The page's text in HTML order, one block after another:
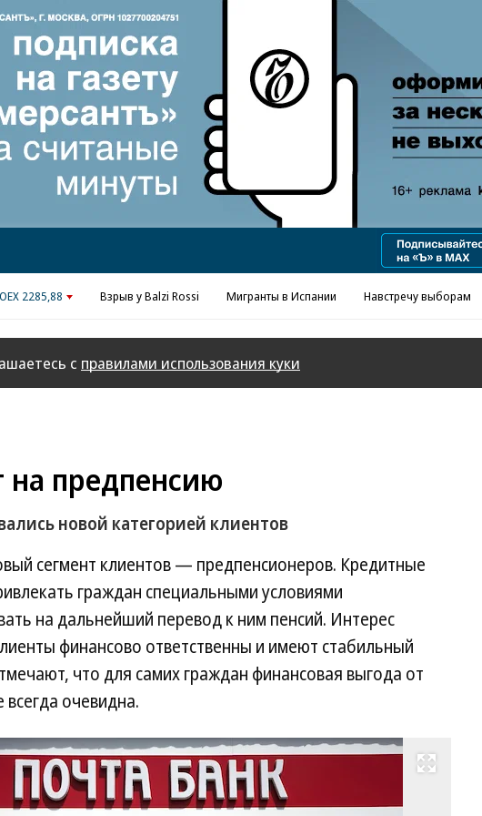
Реклама в «Ъ» www.kommersant.ru/ad
2285,88 Взрыв у Balzi Rossi Мигранты в Испании Навстречу выборам
с правилами использования куки
на предпенсию
новой категорией клиентов
сегмент клиентов — предпенсионеров. Кредитные
граждан специальными условиями
на дальнейший перевод к ним пенсий. Интерес
финансово ответственны и имеют стабильный
что для самих граждан финансовая выгода от
очевидна.
Развернуть на весь экран